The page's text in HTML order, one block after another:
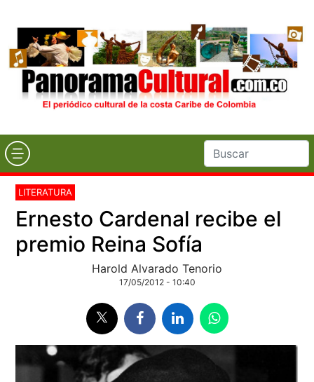
LITERATURA
Ernesto Cardenal recibe el
premio Reina Sofía
Harold Alvarado Tenorio
17/05/2012 - 10:40